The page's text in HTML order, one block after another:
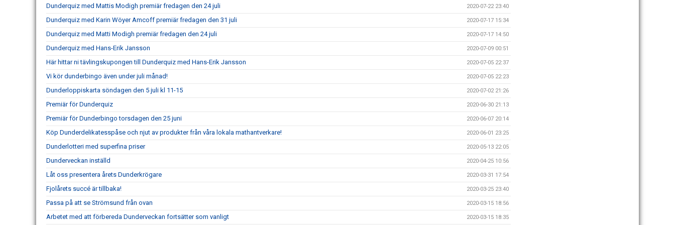
Dunderquiz med Mattis Modigh premiär fredagen den 24 juli 2020-07-22 23:40
Dunderquiz med Karin Wöyer Amcoff premiär fredagen den 31 juli 2020-07-17 15:34
Dunderquiz med Matti Modigh premiär fredagen den 24 juli 2020-07-17 14:50
Dunderquiz med Hans-Erik Jansson 2020-07-09 00:51
Här hittar ni tävlingskupongen till Dunderquiz med Hans-Erik Jansson 2020-07-05 22:37
Vi kör dunderbingo även under juli månad! 2020-07-05 22:23
Dunderloppiskarta söndagen den 5 juli kl 11-15 2020-07-02 21:26
Premiär för Dunderquiz 2020-06-30 21:13
Premiär för Dunderbingo torsdagen den 25 juni 2020-06-07 20:14
Köp Dunderdelikatesspåse och njut av produkter från våra lokala mathantverkare! 2020-06-01 23:25
Dunderlotteri med superfina priser 2020-05-13 22:05
Dunderveckan inställd 2020-04-25 10:56
Låt oss presentera årets Dunderkrögare 2020-03-31 17:54
Fjolårets succé är tillbaka! 2020-03-25 23:40
Passa på att se Strömsund från ovan 2020-03-15 18:56
Arbetet med att förbereda Dunderveckan fortsätter som vanligt 2020-03-15 18:35